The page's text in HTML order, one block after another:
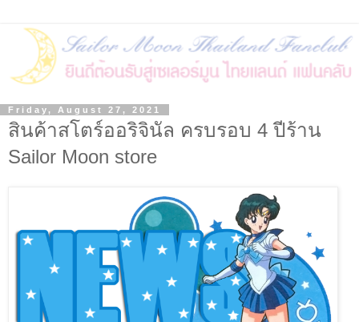
Friday, August 27, 2021
สินค้าสโตร์ออริจินัล ครบรอบ 4 ปีร้าน
Sailor Moon store